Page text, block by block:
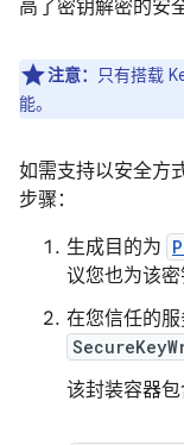
高了密钥解密的安
注意：
只有搭载
能。
如需支持以安全方
步骤：
生成目的为
议您也为该密
在您信任的
该封装容器包